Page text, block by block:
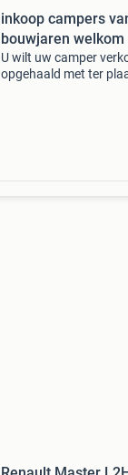
inkoop campers
bouwjaren welkom
U wilt uw camper
opgehaald met ter